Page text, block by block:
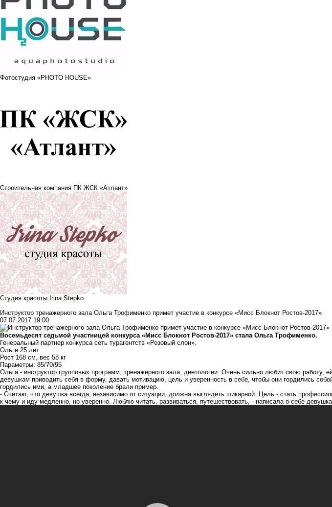
Фотостудия «PHOTO HOUSE»
Строительная компания ПК ЖСК «Атлант»
Студия красоты Irina Stepko
Инструктор тренажерного зала Ольга Трофименко примет участие в конкурсе «Мисс Блокнот Ростов-2017»
07.07.2017 19:00
Восемьдесят седьмой участницей конкурса «Мисс Блокнот Ростов-2017» стала Ольга Трофименко.
Генеральный партнер конкурса сеть турагентств «Розовый слон».
Ольге 25 лет
Рост 168 см, вес 58 кг
Параметры: 85/70/95
Ольга - инструктор групповых программ, тренажерного зала, диетологии. Очень сильно любит свою работу,
девушкам приводить себя в форму, давать мотивацию, цель и уверенность в себе, чтобы они гордились
гордились ими, а младшее поколение брали пример.
- Считаю, что девушка всегда, независимо от ситуации, должна выглядеть шикарной. Цель - стать
к чему и иду медленно, но уверенно. Люблю читать, развиваться, путешествовать, - написала о себе